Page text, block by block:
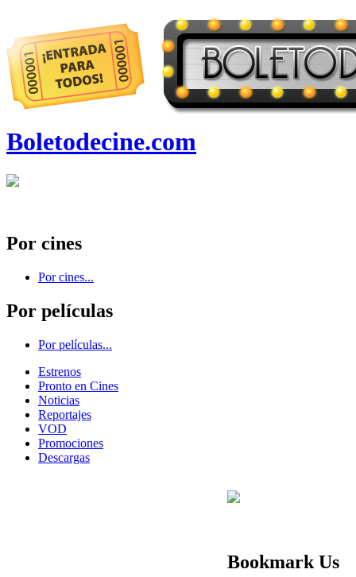
Boletodecine.com
Por cines
Por cines...
Por películas
Por películas...
Estrenos
Pronto en Cines
Noticias
Reportajes
VOD
Promociones
Descargas
Bookmark Us